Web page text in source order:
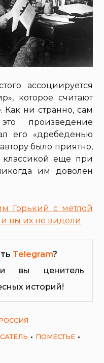
ассоциируется
которое считают
Как ни странно, сам
произведение
его «дребеденью
было приятно,
классикой еще при
им доволен
Горький с метлой
вы их не видели
Telegram?
вы ценитель
историй!
ПОМЕСТЬЕ